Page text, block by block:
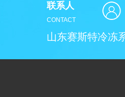
联系人
CONTACT
山东赛斯特冷冻